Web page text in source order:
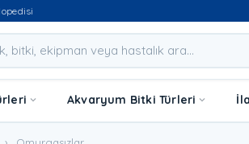
Akvaryum Bitki Türleri